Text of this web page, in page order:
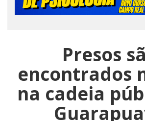
Presos
encontrados
na cadeia